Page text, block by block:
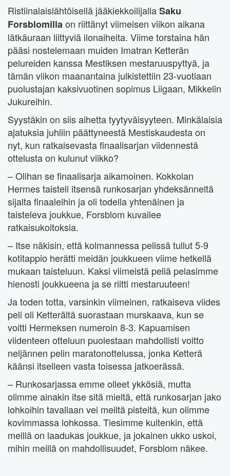
Ristiinalaislähtöisellä jääkiekkoilijallaSaku
Forsblomillaon riittänyt viimeisen viikon aikana
lätkäuraan liittyviä ilonaiheita. Viime torstaina hän
pääsi nostelemaan muiden Imatran Ketterän
pelureiden kanssa Mestiksen mestaruuspyttyä, ja
tämän viikon maanantaina julkistettiin 23-vuotiaan
puolustajan kaksivuotinen sopimus Liigaan, Mikkelin
Jukureihin.
Syystäkin on siis aihetta tyytyväisyyteen. Minkälaisia
ajatuksia juhliin päättyneestä Mestiskaudesta on
nyt, kun ratkaisevasta finaalisarjan viidennestä
ottelusta on kulunut viikko?
– Olihan se finaalisarja aikamoinen. Kokkolan
Hermes taisteli itsensä runkosarjan yhdeksänneltä
sijalta finaaleihin ja oli todella yhtenäinen ja
taisteleva joukkue, Forsblom kuvailee
ratkaisukoitoksia.
– Itse näkisin, että kolmannessa pelissä tullut 5-9
kotitappio herätti meidän joukkueen viime hetkellä
mukaan taisteluun. Kaksi viimeistä peliä pelasimme
hienosti joukkueena ja se riitti mestaruuteen!
Ja toden totta, varsinkin viimeinen, ratkaiseva viides
peli oli Ketterältä suorastaan murskaava, kun se
voitti Hermeksen numeroin 8-3. Kapuamisen
viidenteen otteluun puolestaan mahdollisti voitto
neljännen pelin maratonottelussa, jonka Ketterä
käänsi itselleen vasta toisessa jatkoerässä.
– Runkosarjassa emme olleet ykkösiä, mutta
olimme ainakin itse sitä mieltä, että runkosarjan jako
lohkoihin tavallaan vei meiltä pisteitä, kun olimme
kovimmassa lohkossa. Tiesimme kuitenkin, että
meillä on laadukas joukkue, ja jokainen ukko uskoi,
mihin meillä on mahdollisuudet, Forsblom näkee.